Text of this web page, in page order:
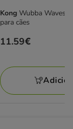
KongWubba Waves
para cães
Preço
11.59€